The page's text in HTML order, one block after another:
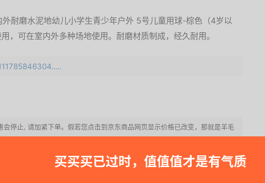
买买买已过时，值值值才是有气质
外耐磨水泥地幼儿小学生青少年户外 5号儿童用球-棕色（4岁以
，可在室内外多种场地使用。耐磨材质制成，经久耐用。
停止, 请加紧下单。假若您点击到京东商品网页显示价格已改变，那就是羊毛
，长时间使用不易损坏。